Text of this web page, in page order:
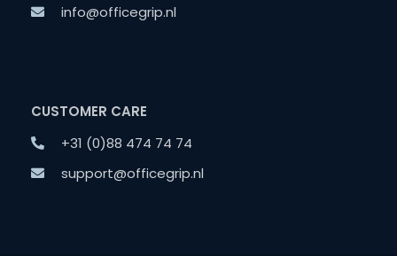
info@officegrip.nl
CUSTOMER CARE
+31 (0)88 474 74 74
support@officegrip.nl